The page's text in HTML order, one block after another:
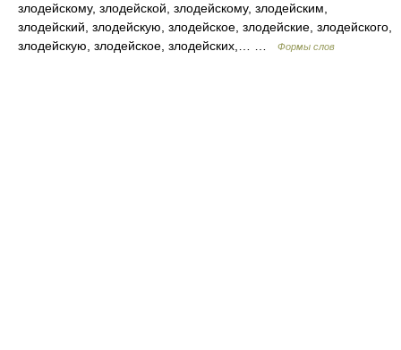
злодейскому, злодейской, злодейскому, злодейским,
злодейский, злодейскую, злодейское, злодейские, злодейского,
злодейскую, злодейское, злодейских,… …
Формы слов